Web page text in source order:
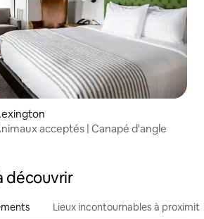
acceptés | Canapé d'angle
découvrir
Lieux incontournables à